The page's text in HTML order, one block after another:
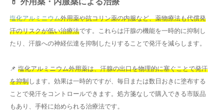
塩化アルミニウム外用薬や抗コリン薬の内服など、薬物療法も代償発
汗のリスクが低い治療法です。これらは汗腺の機能を一時的に抑制し
たり、汗腺への神経伝達を抑制したりすることで発汗を減らします。
📌 塩化アルミニウム外用薬は、汗腺の出口を物理的に塞ぐことで発汗
を抑制 します。効果は一時的ですが、毎日または数日おきに塗布する
ことで発汗をコントロールできます。処方箋なしで購入できる市販品
もあり、手軽に始められる治療法です。